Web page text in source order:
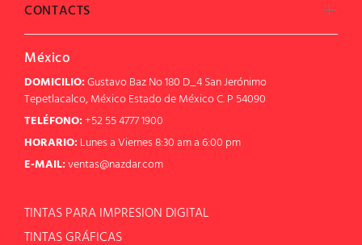
CONTACTS
México
DOMICILIO:Gustavo Baz No 180 D_4 San Jerónimo
Tepetlacalco, México Estado de México C. P 54090
TELÉFONO:+52 55 4777 1900
HORARIO: Lunes a Viernes 8:30 am a 6:00 pm
E-MAIL:ventas@nazdar.com
TINTAS PARA IMPRESION DIGITAL
TINTAS GRÁFICAS